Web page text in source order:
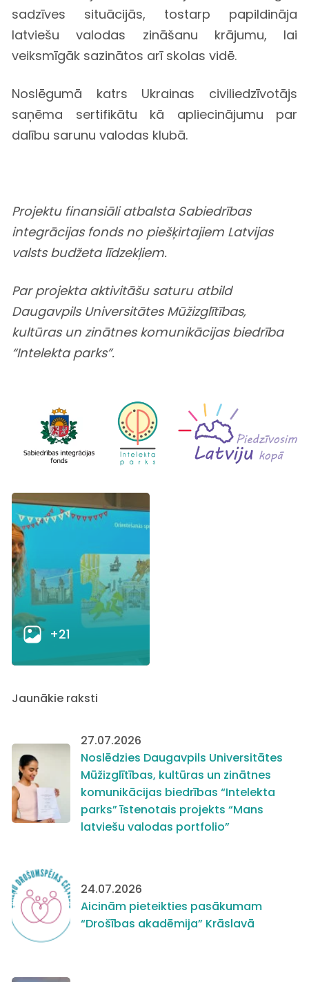
sadzīves situācijās, tostarp papildināja
latviešu valodas zināšanu krājumu, lai
veiksmīgāk sazinātos arī skolas vidē.
Noslēgumā katrs Ukrainas civiliedzīvotājs
saņēma sertifikātu kā apliecinājumu par
dalību sarunu valodas klubā.
Projektu finansiāli atbalsta Sabiedrības
integrācijas fonds no piešķirtajiem Latvijas
valsts budžeta līdzekļiem.
Par projekta aktivitāšu saturu atbild
Daugavpils Universitātes Mūžizglītības,
kultūras un zinātnes komunikācijasbiedrība
“Intelekta parks”.
+21
Jaunākie raksti
27.07.2026
Noslēdzies Daugavpils Universitātes
Mūžizglītības, kultūras un zinātnes
komunikācijas biedrības “Intelekta
parks” īstenotais projekts “Mans
latviešu valodas portfolio”
24.07.2026
Aicinām pieteikties pasākumam
“Drošības akadēmija” Krāslavā